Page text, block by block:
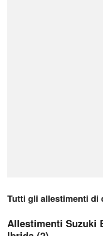
Tutti gli allestimenti di
Allestimenti Suzuki